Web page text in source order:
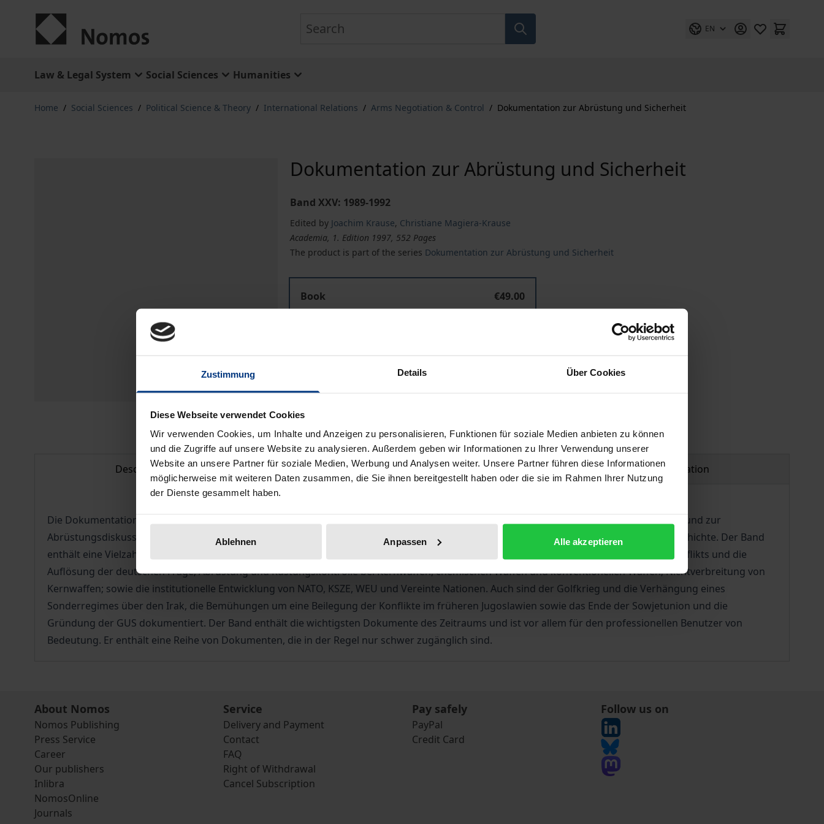
Zustimmung Details Über Cookies
Diese Webseite verwendet Cookies
Wir verwenden Cookies, um Inhalte und Anzeigen zu personalisieren, Funktionen für soziale Medien anbieten zu können
und die Zugriffe auf unsere Website zu analysieren. Außerdem geben wir Informationen zu Ihrer Verwendung unserer
Website an unsere Partner für soziale Medien, Werbung und Analysen weiter. Unsere Partner führen diese Informationen
möglicherweise mit weiteren Daten zusammen, die Sie ihnen bereitgestellt haben oder die sie im Rahmen Ihrer Nutzung
der Dienste gesammelt haben.
Ablehnen Anpassen Alle akzeptieren
EN
Law & Legal System Social Sciences Humanities
Home / Social Sciences / Political Science & Theory / International Relations / Arms Negotiation & Control / Dokumentation zur Abrüstung und Sicherheit
Dokumentation zur Abrüstung und Sicherheit
Band XXV: 1989-1992
Edited by Joachim Krause, Christiane Magiera-Krause
Academia, 1. Edition 1997, 552 Pages
The product is part of the series Dokumentation zur Abrüstung und Sicherheit
Book
€49.00
Description Bibliographical data Product safety information
Die Dokumentation zur Abrüstung und Sicherheit existiert seit 1960 und deckt die wichtigsten Dokumente zur internationalen Sicherheit und zur
Abrüstungsdiskussion ab. Band XXV behandelt den Zeitraum 1989 bis 1992 und damit eine der bewegtesten Perioden der Nachkriegsgeschichte. Der Band
enthält eine Vielzahl von Originaldokumenten und Vertragstexten zu den folgenden Themenbereichen: Die Abwicklung des Ost-West-Konflikts und die
Auflösung der deutschen Frage; Abrüstung und Rüstungskontrolle bei Kernwaffen, chemischen Waffen und konventionellen Waffen; Nichtverbreitung von
Kernwaffen; sowie die institutionelle Entwicklung von NATO, KSZE, WEU und Vereinte Nationen. Auch sind der Golfkrieg und die Verhängung eines
Sonderregimes über den Irak, die Bemühungen um eine Beilegung der Konflikte im früheren Jugoslawien sowie das Ende der Sowjetunion und die
Gründung der GUS dokumentiert. Der Band enthält die wichtigsten Dokumente des Zeitraums und ist vor allem für den professionellen Benutzer von
Bedeutung. Er enthält eine Reihe von Dokumenten, die in der Regel nur schwer zugänglich sind.
About Nomos
Nomos Publishing
Press Service
Career
Our publishers
Inlibra
NomosOnline
Journals
Service
Delivery and Payment
Contact
FAQ
Right of Withdrawal
Cancel Subscription
Pay safely
PayPal
Credit Card
Follow us on